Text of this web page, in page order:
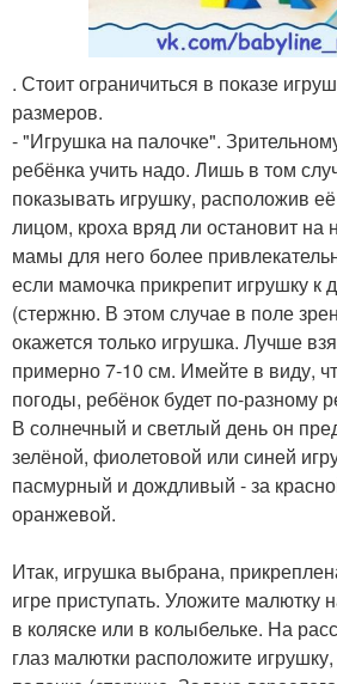
. Стоит ограничиться в показе
размеров.
- "Игрушка на палочке".
ребёнка учить надо. Лишь в том
показывать игрушку, расположив
лицом, кроха вряд ли остановит на
мамы для него более
если мамочка прикрепит игрушку к
(стержню. В этом случае в поле
окажется только игрушка. Лучше
примерно 7-10 см. Имейте в виду,
погоды, ребёнок будет по-разному
В солнечный и светлый день он
зелёной, фиолетовой или синей
пасмурный и дождливый - за
оранжевой.
Итак, игрушка выбрана,
игре приступать. Уложите малютку
в коляске или в колыбельке. На
глаз малютки расположите